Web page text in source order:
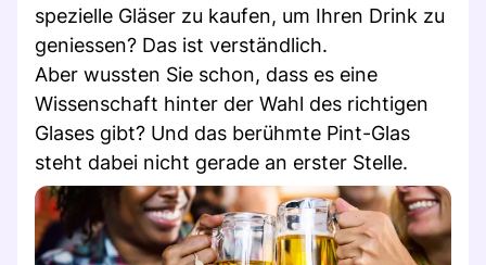
spezielle Gläser zu kaufen, um Ihren Drink zu
geniessen? Das ist verständlich.
Aber wussten Sie schon, dass es eine
Wissenschaft hinter der Wahl des richtigen
Glases gibt? Und das berühmte Pint-Glas
steht dabei nicht gerade an erster Stelle.